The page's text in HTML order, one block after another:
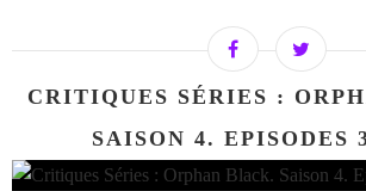
CRITIQUES SÉRIES :
SAISON 4. EPISODES